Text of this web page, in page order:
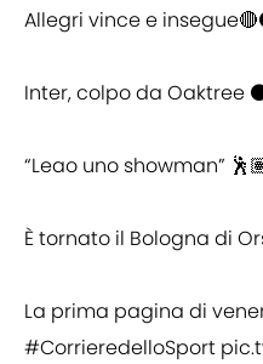
Allegri vince e
Inter, colpo da Oaktree
“Leao uno showman”
È tornato il Bologna di
La prima pagina di
#CorrieredelloSport